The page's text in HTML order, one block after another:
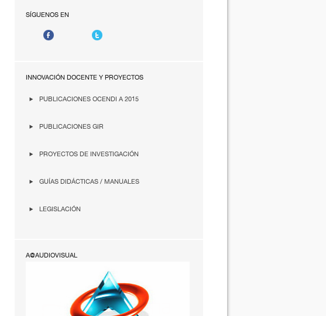
SÍGUENOS EN
INNOVACIÓN DOCENTE Y PROYECTOS
PUBLICACIONES OCENDI A 2015
PUBLICACIONES GIR
PROYECTOS DE INVESTIGACIÓN
GUÍAS DIDÁCTICAS / MANUALES
LEGISLACIÓN
A@AUDIOVISUAL